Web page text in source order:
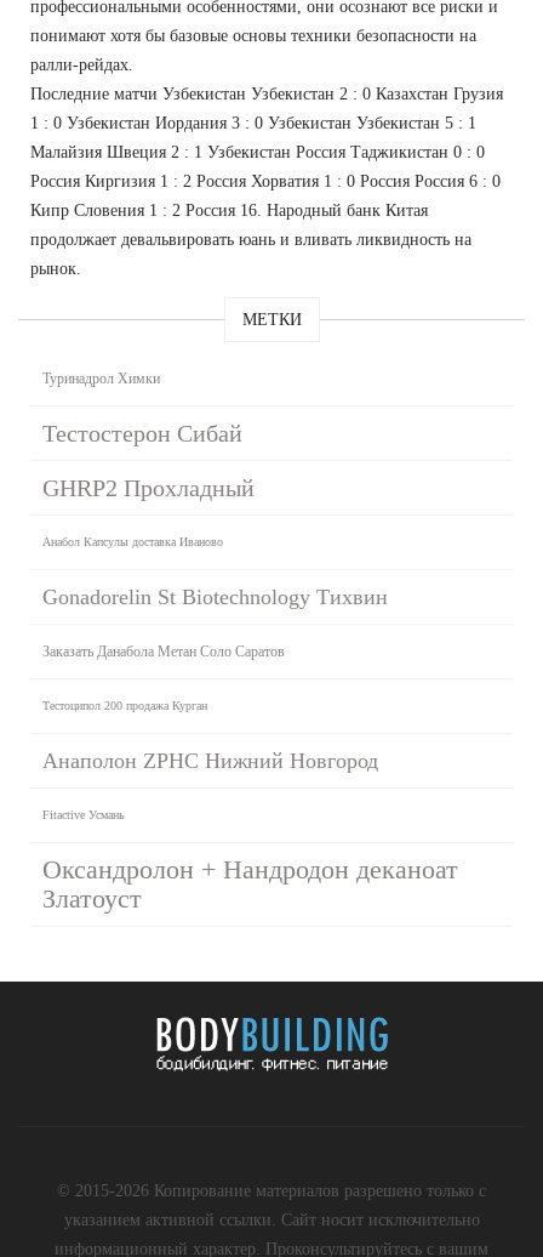
профессиональными особенностями, они осознают все риски и
понимают хотя бы базовые основы техники безопасности на
ралли-рейдах.
Последние матчи Узбекистан Узбекистан 2 : 0 Казахстан Грузия
1 : 0 Узбекистан Иордания 3 : 0 Узбекистан Узбекистан 5 : 1
Малайзия Швеция 2 : 1 Узбекистан Россия Таджикистан 0 : 0
Россия Киргизия 1 : 2 Россия Хорватия 1 : 0 Россия Россия 6 : 0
Кипр Словения 1 : 2 Россия 16. Народный банк Китая
продолжает девальвировать юань и вливать ликвидность на
рынок.
МЕТКИ
Туринадрол Химки
Тестостерон Сибай
GHRP2 Прохладный
Анабол Капсулы доставка Иваново
Gonadorelin St Biotechnology Тихвин
Заказать Данабола Метан Соло Саратов
Тестоципол 200 продажа Курган
Анаполон ZPHC Нижний Новгород
Fitactive Усмань
Оксандролон + Нандродон деканоат
Златоуст
© 2015-2026 Копирование материалов разрешено только с
указанием активной ссылки. Сайт носит исключительно
информационный характер. Проконсультируйтесь с вашим